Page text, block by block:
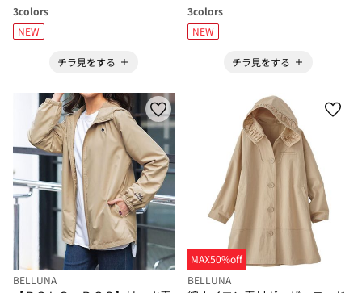
3colors
NEW
チラ見をする
3colors
NEW
チラ見をする
BELLUNA
MAX50%off
BELLUNA